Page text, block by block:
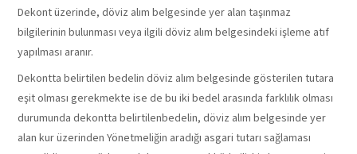
Dekont üzerinde, döviz alım belgesinde yer alan taşınmaz
bilgilerinin bulunması veya ilgili döviz alım belgesindeki işleme atıf
yapılması aranır.
Dekontta belirtilen bedelin döviz alım belgesinde gösterilen tutara
eşit olması gerekmekte ise de bu iki bedel arasında farklılık olması
durumunda dekontta belirtilenbedelin, döviz alım belgesinde yer
alan kur üzerinden Yönetmeliğin aradığı asgari tutarı sağlaması